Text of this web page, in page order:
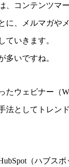
、コンテンツマ
に、メルマガや
ていきます。
多いですね。
たウェビナー（
法としてトレン
（ハブス